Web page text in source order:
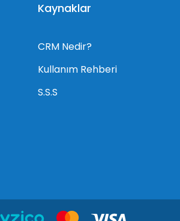
Kaynaklar
CRM Nedir?
Kullanım Rehberi
S.S.S